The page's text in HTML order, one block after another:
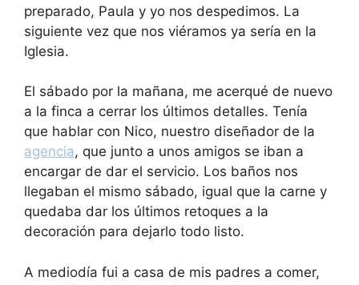
preparado, Paula y yo nos despedimos. La
siguiente vez que nos viéramos ya sería en la
Iglesia.
El sábado por la mañana, me acerqué de nuevo
a la finca a cerrar los últimos detalles. Tenía
que hablar con Nico, nuestro diseñador de la
agencia, que junto a unos amigos se iban a
encargar de dar el servicio. Los baños nos
llegaban el mismo sábado, igual que la carne y
quedaba dar los últimos retoques a la
decoración para dejarlo todo listo.
A mediodía fui a casa de mis padres a comer,